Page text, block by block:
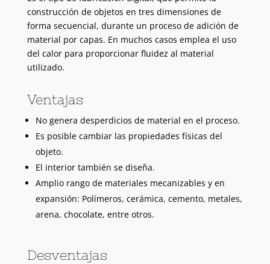
construcción de objetos en tres dimensiones de
forma secuencial, durante un proceso de adición de
material por capas. En muchos casos emplea el uso
del calor para proporcionar fluidez al material
utilizado.
Ventajas
No genera desperdicios de material en el proceso.
Es posible cambiar las propiedades físicas del
objeto.
El interior también se diseña.
Amplio rango de materiales mecanizables y en
expansión: Polímeros, cerámica, cemento, metales,
arena, chocolate, entre otros.
Desventajas